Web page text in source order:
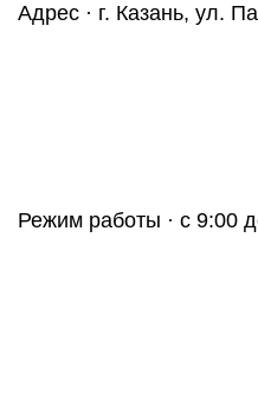
Адрес · г. Казань, ул.
Режим работы · с 9:00